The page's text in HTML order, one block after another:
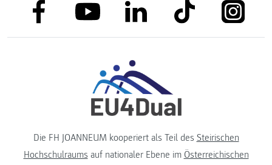
link to facebooklink to youtubelink to linkedinlink to tiktok link to
Die FH JOANNEUM kooperiert als Teil des Steirischen
Hochschulraums auf nationaler Ebene im Österreichischen